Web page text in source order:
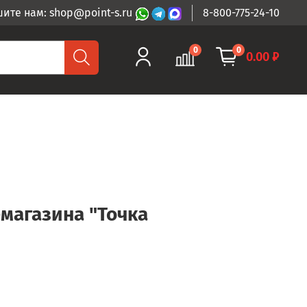
нам: shop@point-s.ru 8-800-775-24-10
0 0 0.00 ₽
"Точка